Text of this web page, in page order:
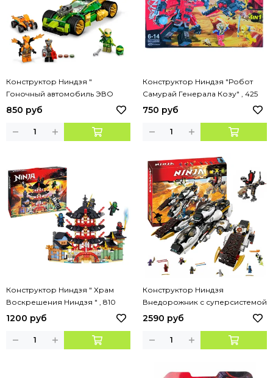
Конструктор Ниндзя "
Гоночный автомобиль ЭВО
Ллойда" , 303 детали
850 руб
Конструктор Ниндзя "Робот
Самурай Генерала Козу" , 425
деталей, 3 фигурки
750 руб
Конструктор Ниндзя " Храм
Воскрешения Ниндзя " , 810
деталей
1200 руб
Конструктор Ниндзя
Внедорожник с суперсистемой
маскировки 1135 деталей
2590 руб